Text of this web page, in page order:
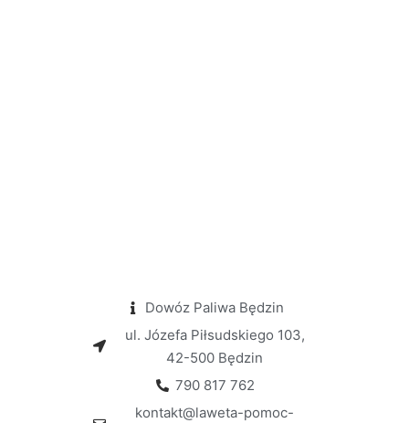
Dowóz Paliwa Będzin
ul. Józefa Piłsudskiego 103,
42-500 Będzin
790 817 762
kontakt@laweta-pomoc-